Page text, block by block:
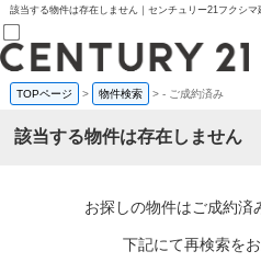
該当する物件は存在しません｜センチュリー21フクシマ
売買部
0120-800-844
賃貸部
会員メニュー
TOPページ > 物件検索 >- ご成約済み
該当する物件は存在しません
お探しの物件はご成約済
下記にて再検索を